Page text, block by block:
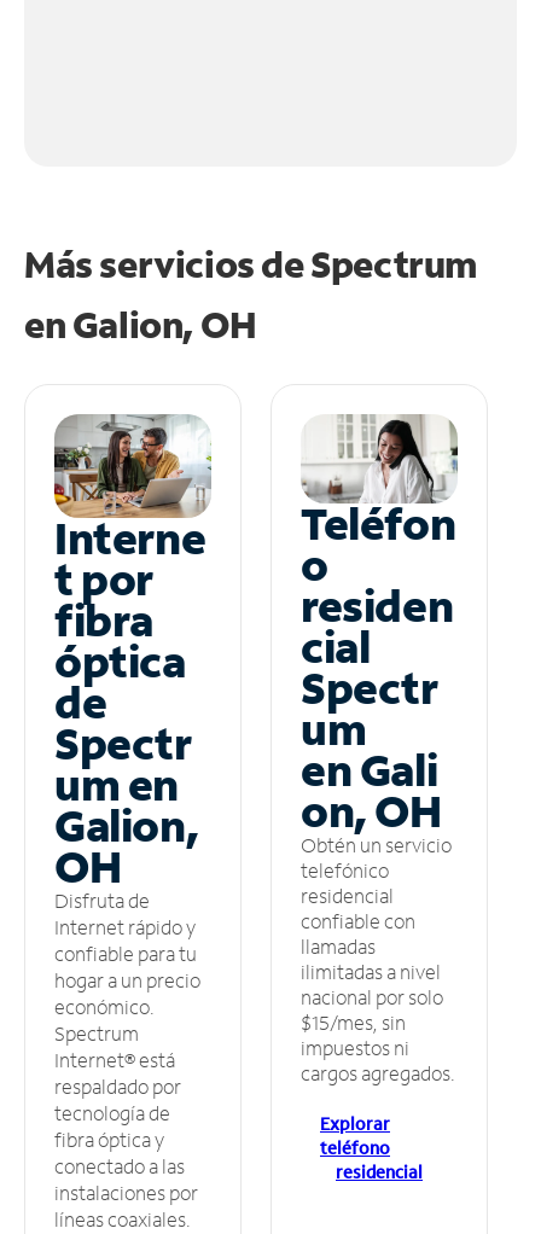
Más servicios de Spectrum
enGalion, OH
Interne
t por
fibra
óptica
de
Spectr
um en
Galion,
OH
Disfruta de
Internet rápido y
confiable para tu
hogar a un precio
económico.
Spectrum
Internet® está
respaldado por
tecnología de
fibra óptica y
conectado a las
instalaciones por
líneas coaxiales.
Teléfon
o
residen
cial
Spectr
um
en Gali
on, OH
Obtén un servicio
telefónico
residencial
confiable con
llamadas
ilimitadas a nivel
nacional por solo
$15/mes, sin
impuestos ni
cargos agregados.
Explorar
teléfono
residencial